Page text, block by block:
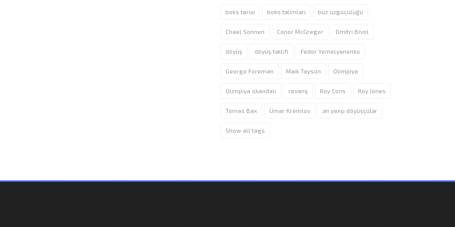
boks tarixi boks təlimləri buz üzgüçülüğü
Chael Sonnen Conor McGregor Dmitri Bivol
döyüş döyüş təklifi Fedor Yemelyanenko
George Foreman Maik Tayson Olimpiya
Olimpiya skandalı revanş Roy Cons Roy Jones
Tomas Bax Ümar Kremlov ən yaxşı döyüşçülər
Show all tags